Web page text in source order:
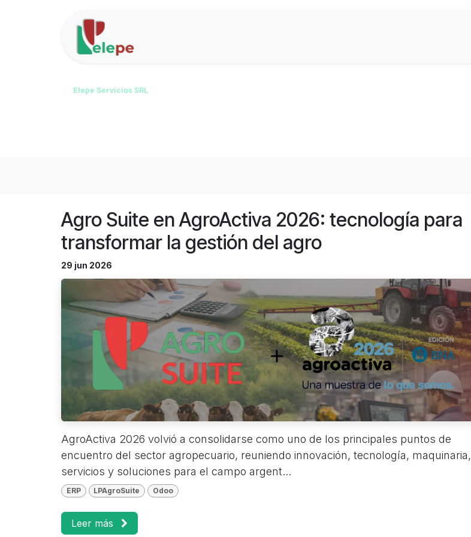
Elepe Servicios SRL
Agro Suite en AgroActiva 2026: tecnología para
transformar la gestión del agro
29 jun 2026
AgroActiva 2026 volvió a consolidarse como uno de los principales puntos de
encuentro del sector agropecuario, reuniendo innovación, tecnología, maquinaria,
servicios y soluciones para el campo argent...
ERP LPAgroSuite Odoo
Leer más